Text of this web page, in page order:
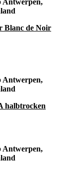
Blanc de Noir
Antwerpen,
halbtrocken
Antwerpen,